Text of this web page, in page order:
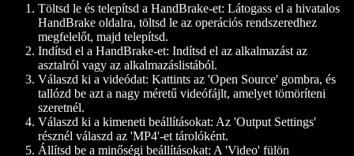
Töltsd le és telepítsd a HandBrake-et: Látogass el a hivatalos
HandBrake oldalra, töltsd le az operációs rendszeredhez
megfelelőt, majd telepítsd.
Indítsd el a HandBrake-et: Indítsd el az alkalmazást az
asztalról vagy az alkalmazáslistából.
Válaszd ki a videódat: Kattints az 'Open Source' gombra, és
tallózd be azt a nagy méretű videófájlt, amelyet tömöríteni
szeretnél.
Válaszd ki a kimeneti beállításokat: Az 'Output Settings'
résznél válaszd az 'MP4'-et tárolóként.
Állítsd be a minőségi beállításokat: A 'Video' fülön